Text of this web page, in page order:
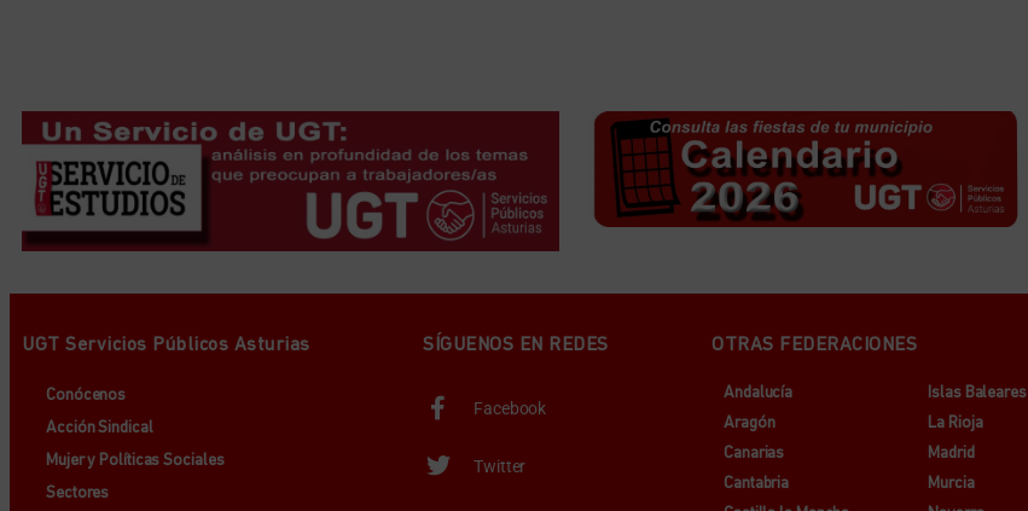
UGT Servicios Públicos Asturias
Conócenos
Acción Sindical
Mujer y Políticas Sociales
Sectores
SÍGUENOS EN REDES
Facebook
Twitter
OTRAS FEDERACIONES
Andalucía
Aragón
Canarias
Cantabria
Islas Baleares
La Rioja
Madrid
Murcia